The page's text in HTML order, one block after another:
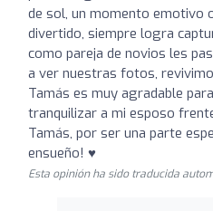
de sol, un momento emotivo
divertido, siempre logra
como pareja de novios les
a ver nuestras fotos,
Tamás es muy agradable
tranquilizar a mi esposo
Tamás, por ser una parte
ensueño! ♥️
Esta opinión ha sido traducida